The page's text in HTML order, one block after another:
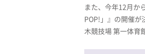
また、今年12月か
POP!」』の開催が
木競技場 第一体育